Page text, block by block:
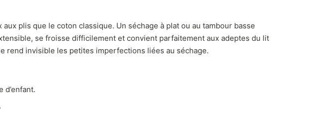
plis que le coton classique. Un séchage à plat ou au tambour basse
se froisse difficilement et convient parfaitement aux adeptes du lit
rend invisible les petites imperfections liées au séchage.